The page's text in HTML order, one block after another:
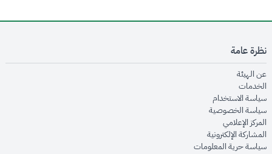
نظرة عامة
عن الهيئةopens in new window
الخدماتopens in new window
سياسة الاستخدامopens in new window
سياسة الخصوصيةopens in new window
المركز الإعلاميopens in new window
المشاركة الإلكترونيةopens in new window
سياسة حرية المعلوماتopens in new window